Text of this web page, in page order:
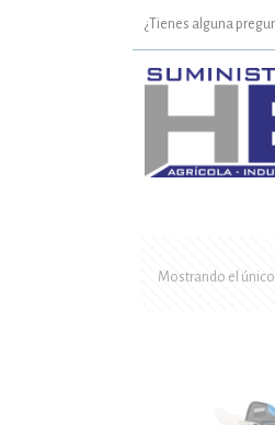
¿Tienes alguna
Mostrando el